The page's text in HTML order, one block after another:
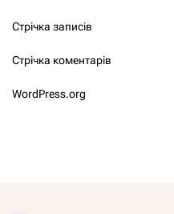
Стрічка записів
Стрічка коментарів
WordPress.org